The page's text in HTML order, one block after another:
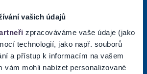
vašich údajů
zpracováváme vaše údaje (jako
technologií, jako např. souborů
a přístup k informacím na vašem
vám mohli nabízet personalizované
SA KODBERU NOVINIEK
odberateľov a doručte si najnovšie špeciálne